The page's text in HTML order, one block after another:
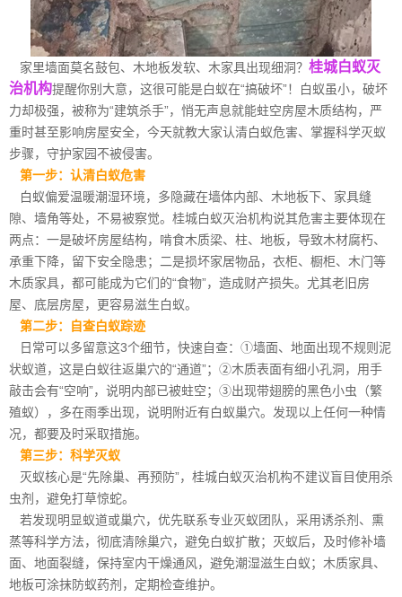
家里墙面莫名鼓包、木地板发软、木家具出现细洞？ 桂城白蚁灭
治机构提醒你别大意，这很可能是白蚁在“搞破坏”！白蚁虽小，破坏
力却极强，被称为“建筑杀手”，悄无声息就能蛀空房屋木质结构，严
重时甚至影响房屋安全，今天就教大家认清白蚁危害、掌握科学灭蚁
步骤，守护家园不被侵害。
第一步：认清白蚁危害
白蚁偏爱温暖潮湿环境，多隐藏在墙体内部、木地板下、家具缝
隙、墙角等处，不易被察觉。桂城白蚁灭治机构说其危害主要体现在
两点：一是破坏房屋结构，啃食木质梁、柱、地板，导致木材腐朽、
承重下降，留下安全隐患；二是损坏家居物品，衣柜、橱柜、木门等
木质家具，都可能成为它们的“食物”，造成财产损失。尤其老旧房
屋、底层房屋，更容易滋生白蚁。
第二步：自查白蚁踪迹
日常可以多留意这3个细节，快速自查：①墙面、地面出现不规则泥
状蚁道，这是白蚁往返巢穴的“通道”；②木质表面有细小孔洞，用手
敲击会有“空响”，说明内部已被蛀空；③出现带翅膀的黑色小虫（繁
殖蚁），多在雨季出现，说明附近有白蚁巢穴。发现以上任何一种情
况，都要及时采取措施。
第三步：科学灭蚁
灭蚁核心是“先除巢、再预防”，桂城白蚁灭治机构不建议盲目使用杀
虫剂 ，避免打草惊蛇。
若发现明显蚁道或巢穴，优先联系专业灭蚁团队，采用诱杀剂、熏
蒸等科学方法，彻底清除巢穴，避免白蚁扩散；灭蚁后，及时修补墙
面、地面裂缝，保持室内干燥通风，避免潮湿滋生白蚁；木质家具、
地板可涂抹防蚁药剂，定期检查维护。